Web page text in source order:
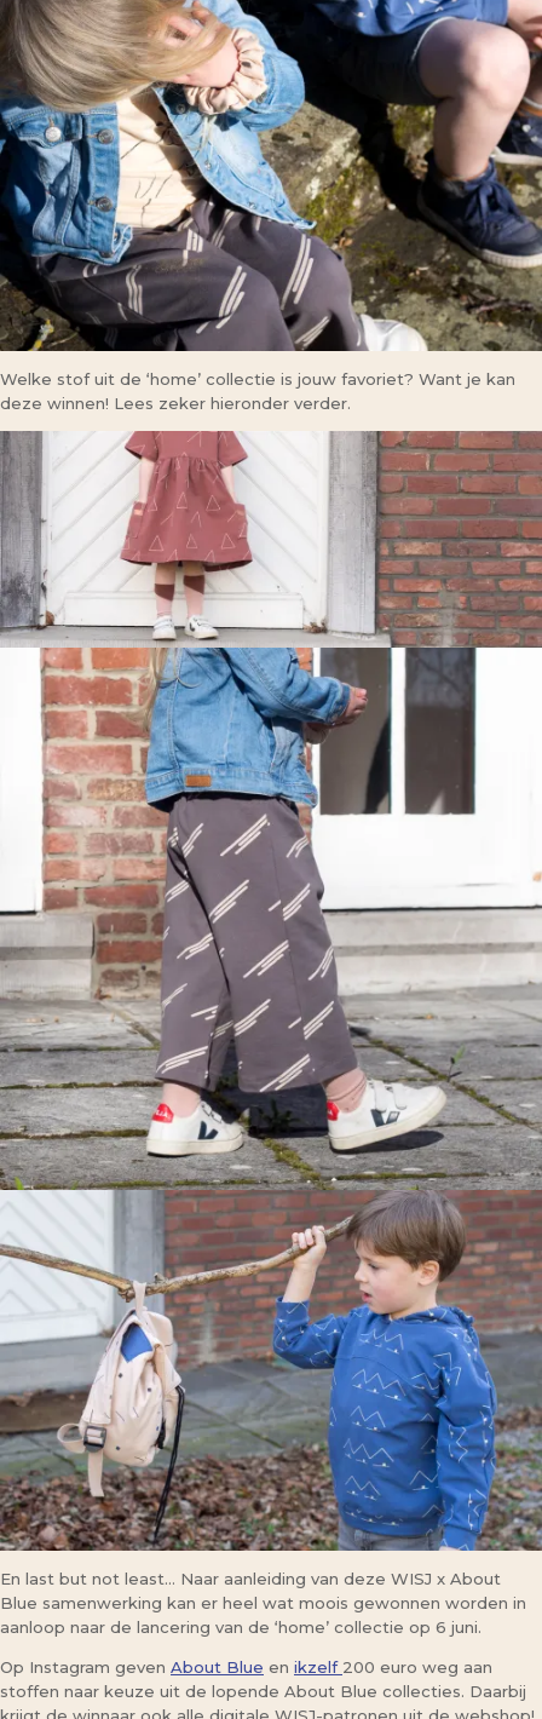
Welke stof uit de ‘home’ collectie is jouw favoriet? Want je kan
deze winnen! Lees zeker hieronder verder.
En last but not least… Naar aanleiding van deze WISJ x About
Blue samenwerking kan er heel wat moois gewonnen worden in
aanloop naar de lancering van de ‘home’ collectie op 6 juni.
Op Instagram geven About Blue en ikzelf 200 euro weg aan
stoffen naar keuze uit de lopende About Blue collecties. Daarbij